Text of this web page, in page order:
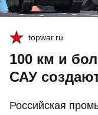
topwar.ru
100 км и
САУ
Российская